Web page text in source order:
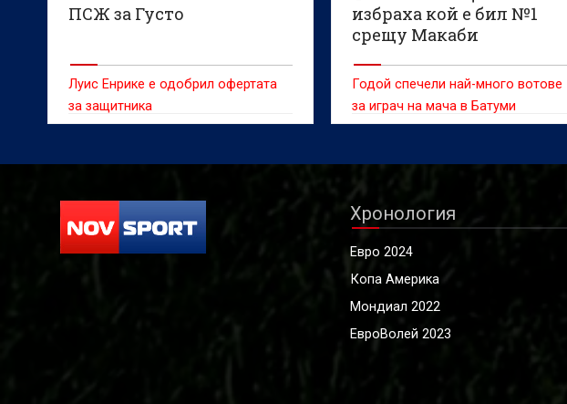
ПСЖ за Густо
Луис Енрике е одобрил офертата
за защитника
избраха кой е бил №1
срещу Макаби
Годой спечели най-много вотове
за играч на мача в Батуми
Хронология
Евро 2024
Копа Америка
Мондиал 2022
ЕвроВолей 2023